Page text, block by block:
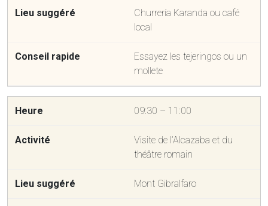
Churrería Karanda ou café
local
Essayez les tejeringos ou un
mollete
09:30 – 11:00
Visite de l’Alcazaba et du
théâtre romain
Mont Gibralfaro